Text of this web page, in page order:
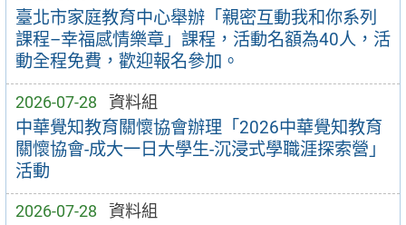
臺北市家庭教育中心舉辦「親密互動我和你系列
課程–幸福感情樂章」課程，活動名額為40人，活
動全程免費，歡迎報名參加。
2026-07-28 資料組
中華覺知教育關懷協會辦理「2026中華覺知教育
關懷協會-成大一日大學生-沉浸式學職涯探索營」
活動
2026-07-28 資料組